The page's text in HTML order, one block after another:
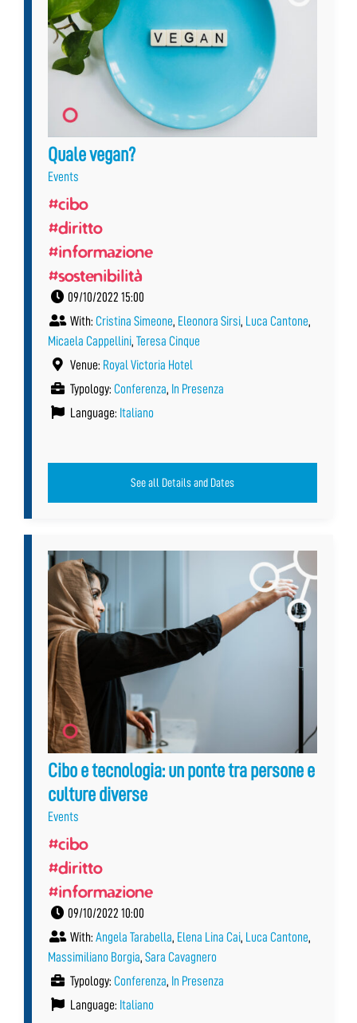
Quale vegan?
Events
#cibo
#diritto
#informazione
#sostenibilità
09/10/2022 15:00
With: Cristina Simeone, Eleonora Sirsi, Luca Cantone,
Micaela Cappellini, Teresa Cinque
Venue: Royal Victoria Hotel
Typology: Conferenza, In Presenza
Language: Italiano
See all Details and Dates
Cibo e tecnologia: un ponte tra persone e
culture diverse
Events
#cibo
#diritto
#informazione
09/10/2022 10:00
With: Angela Tarabella, Elena Lina Cai, Luca Cantone,
Massimiliano Borgia, Sara Cavagnero
Typology: Conferenza, In Presenza
Language: Italiano